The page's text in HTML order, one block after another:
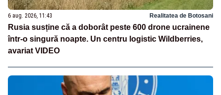
6 aug. 2026, 11:43 Realitatea de Botosani
Rusia susține că a doborât peste 600 drone ucrainene
într-o singură noapte. Un centru logistic Wildberries,
avariat VIDEO